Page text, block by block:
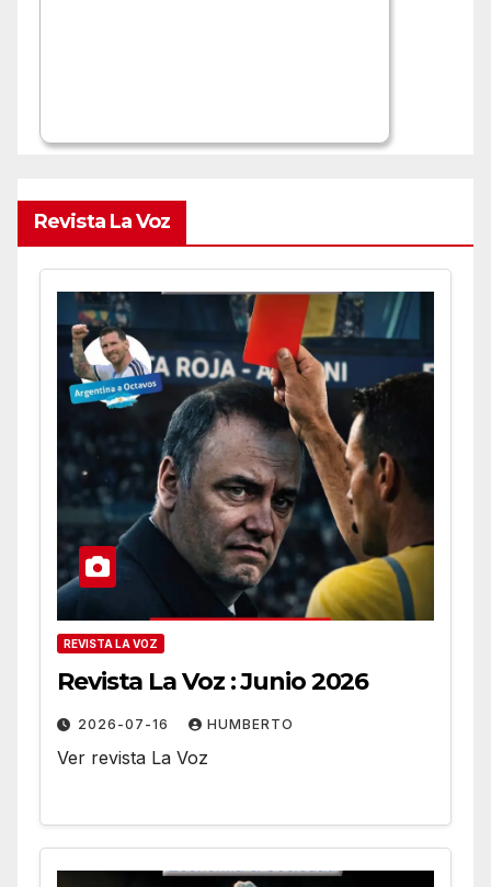
Revista La Voz
REVISTA LA VOZ
Revista La Voz : Junio 2026
2026-07-16 HUMBERTO
Ver revista La Voz